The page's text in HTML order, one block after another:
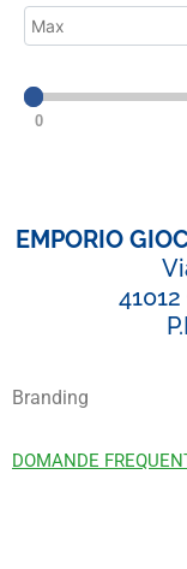
0
EMPORIO
Branding
DOMANDE